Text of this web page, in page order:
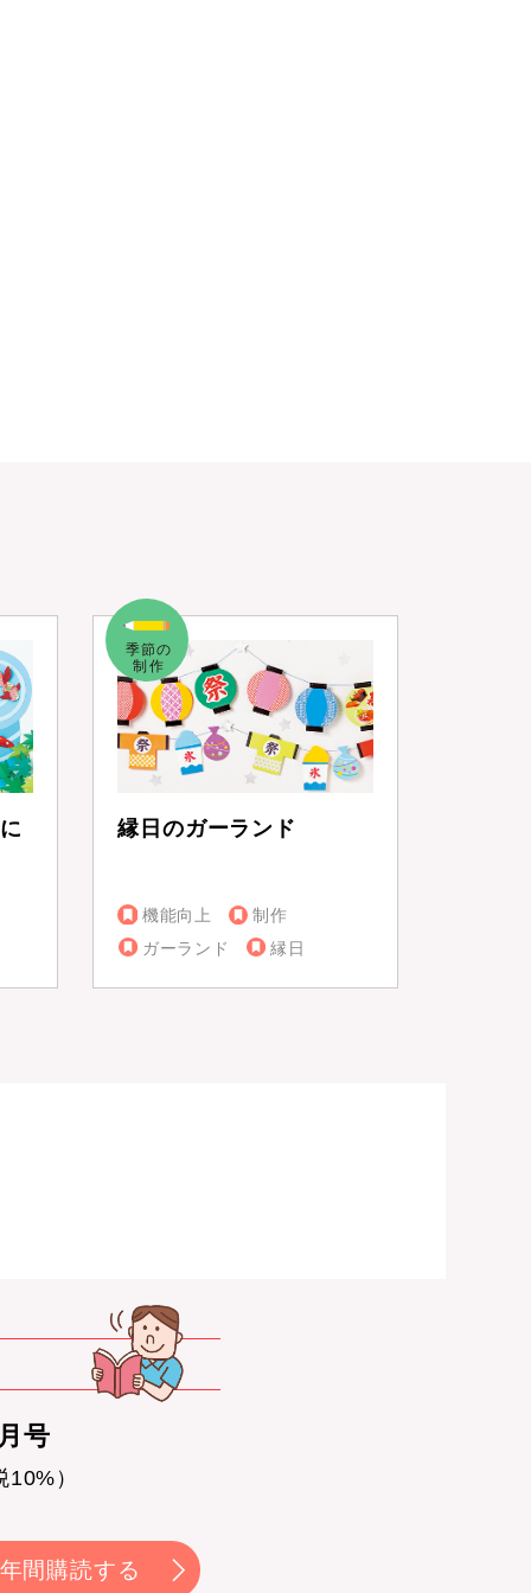
縁日のガーランド
機能向上
制作
ガーランド
縁日
号
）
年間購読する